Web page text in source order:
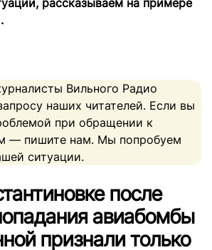
рассказываем на примере
Вильного Радио
наших читателей. Если вы
при обращении к
— пишите нам. Мы попробуем
ситуации.
после
авиабомбы
признали только